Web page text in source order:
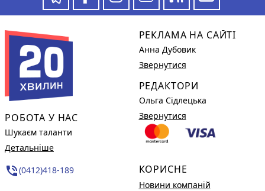
РОБОТА У НАС
Шукаєм таланти
Детальніше
phone_in_talk(0412)418-189
РЕКЛАМА НА САЙТІ
Анна Дубовик
Звернутися
РЕДАКТОРИ
Ольга Сідлецька
Звернутися
КОРИСНЕ
Новини компаній